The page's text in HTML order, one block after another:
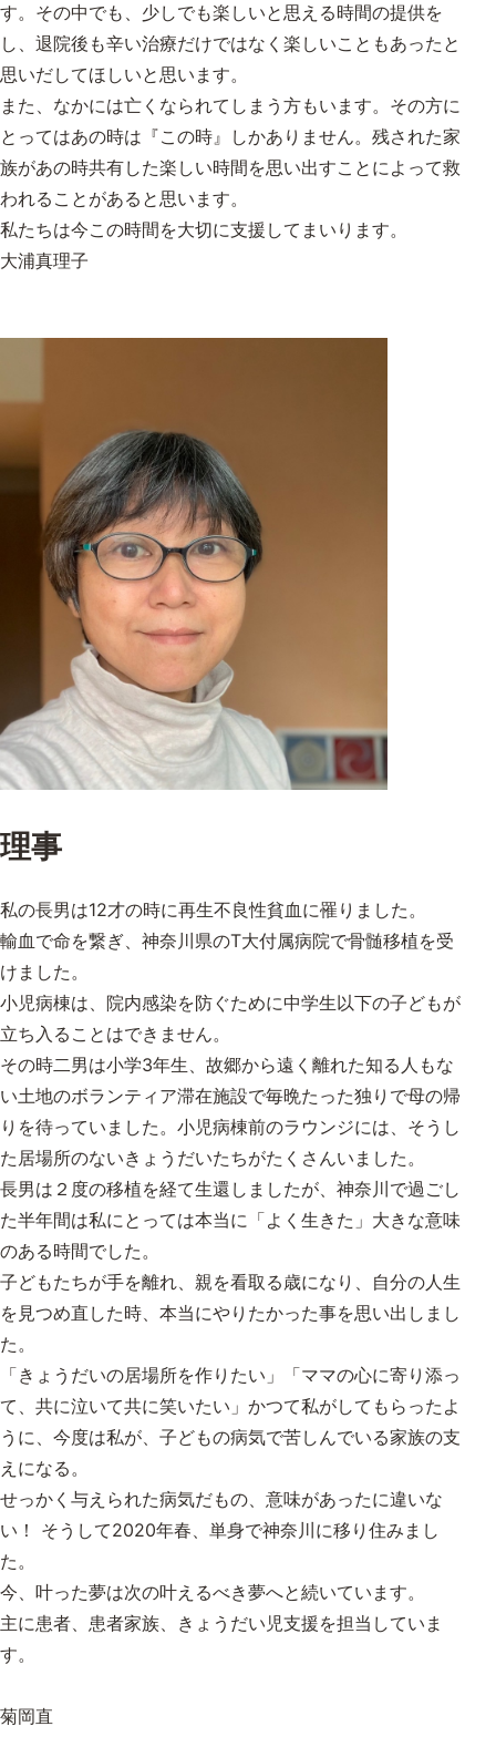
す。その中でも、少しでも楽しいと思える時間の提供を
し、退院後も辛い治療だけではなく楽しいこともあったと
思いだしてほしいと思います。
また、なかには亡くなられてしまう方もいます。その方に
とってはあの時は『この時』しかありません。残された家
族があの時共有した楽しい時間を思い出すことによって救
われることがあると思います。
私たちは今この時間を大切に支援してまいります。
大浦真理子
理事
私の長男は12才の時に再生不良性貧血に罹りました。
輸血で命を繋ぎ、神奈川県のT大付属病院で骨髄移植を受
けました。
小児病棟は、院内感染を防ぐために中学生以下の子どもが
立ち入ることはできません。
その時二男は小学3年生、故郷から遠く離れた知る人もな
い土地のボランティア滞在施設で毎晩たった独りで母の帰
りを待っていました。小児病棟前のラウンジには、そうし
た居場所のないきょうだいたちがたくさんいました。
長男は２度の移植を経て生還しましたが、神奈川で過ごし
た半年間は私にとっては本当に「よく生きた」大きな意味
のある時間でした。
子どもたちが手を離れ、親を看取る歳になり、自分の人生
を見つめ直した時、本当にやりたかった事を思い出しまし
た。
「きょうだいの居場所を作りたい」「ママの心に寄り添っ
て、共に泣いて共に笑いたい」かつて私がしてもらったよ
うに、今度は私が、子どもの病気で苦しんでいる家族の支
えになる。
せっかく与えられた病気だもの、意味があったに違いな
い！ そうして2020年春、単身で神奈川に移り住みまし
た。
今、叶った夢は次の叶えるべき夢へと続いています。
主に患者、患者家族、きょうだい児支援を担当していま
す。
菊岡直